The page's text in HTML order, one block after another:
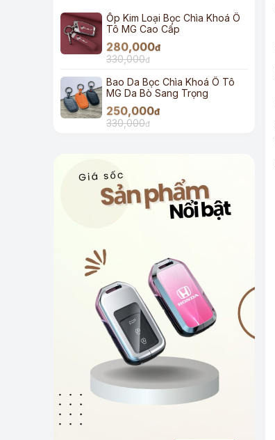
Ốp Kim Loại Bọc Chìa Khoá Ô
Tô MG Cao Cấp
280,000đ
330,000đ
Bao Da Bọc Chìa Khoá Ô Tô
MG Da Bò Sang Trọng
250,000đ
330,000đ